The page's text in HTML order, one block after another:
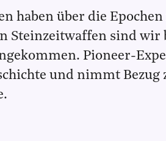
haben über die
Steinzeitwaffen sind
Pioneer-
und nimmt Bezug